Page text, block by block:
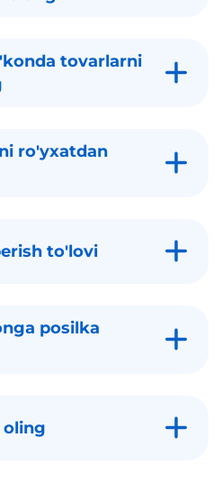
tovarlarni
ro'yxatdan
to'lovi
posilka